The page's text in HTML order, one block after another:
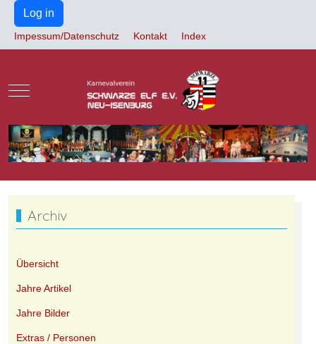
Log in
Impessum/Datenschutz Kontakt Index
Mobile Menu Toggle
Archiv
Übersicht
Jahre Artikel
Jahre Bilder
Extras / Personen